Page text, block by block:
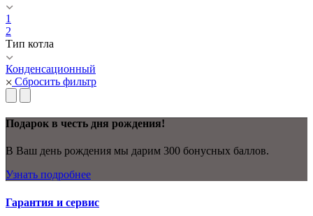
1
2
Тип котла
Конденсационный
Сбросить фильтр
Подарок в честь дня рождения!
В Ваш день рождения мы дарим 300 бонусных баллов.
Узнать подробнее
Гарантия и сервис